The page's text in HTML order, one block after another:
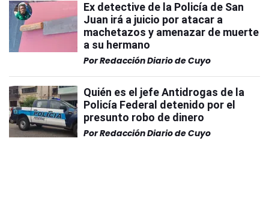
Ex detective de la Policía de San
Juan irá a juicio por atacar a
machetazos y amenazar de muerte
a su hermano
PorRedacción Diario de Cuyo
Quién es el jefe Antidrogas de la
Policía Federal detenido por el
presunto robo de dinero
PorRedacción Diario de Cuyo